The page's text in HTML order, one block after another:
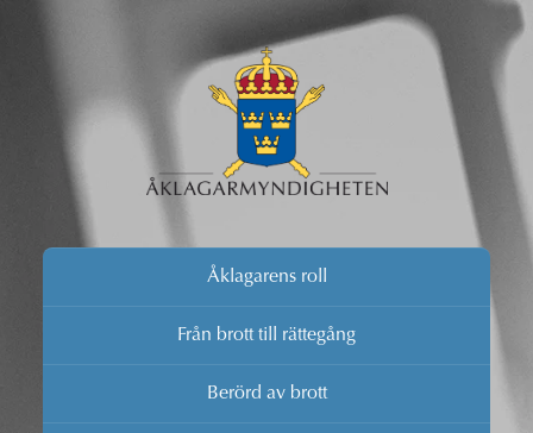
Åklagarens roll
Från brott till rättegång
Berörd av brott